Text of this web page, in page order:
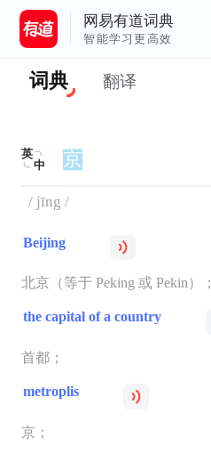
网易有道词典
智能学习更高效
词典 翻译
英
中
/ jīng /
Beijing
北京（等于 Peking 或 Pekin）；
the capital of a country
首都；
metroplis
京；